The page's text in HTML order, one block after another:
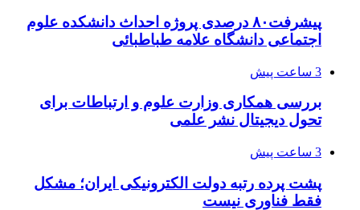
پیشرفت۸۰ درصدی پروژه احداث دانشکده علوم
اجتماعی دانشگاه علامه طباطبائی
3 ساعت پیش
بررسی همکاری وزارت علوم و ارتباطات برای
تحول دیجیتال نشر علمی
3 ساعت پیش
پشت پرده رتبه دولت الکترونیکی ایران؛ مشکل
فقط فناوری نیست